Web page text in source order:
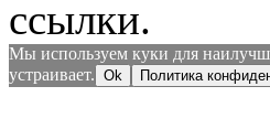
ссылки.
Мы используем куки для
устраивает. Ok Политика